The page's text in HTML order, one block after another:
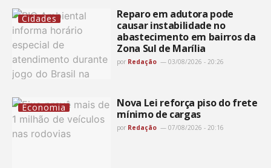
Cidades
Reparo em adutora pode
causar instabilidade no
abastecimento em bairros da
Zona Sul de Marília
por Redação 03/08/2026 - 20:26
Economia
Nova Lei reforça piso do frete
mínimo de cargas
por Redação 07/08/2026 - 20:16